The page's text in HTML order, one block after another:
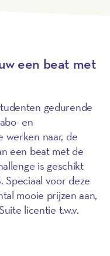
een beat met
gedurende
en
werken naar, de
een beat met de
is geschikt
voor deze
mooie prijzen aan,
licentie t.w.v.